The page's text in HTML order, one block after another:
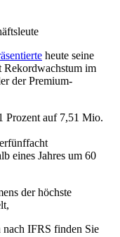
heute seine
Rekordwachstum im
der Premium-
Prozent auf 7,51 Mio.
eines Jahres um 60
der höchste
IFRS finden Sie